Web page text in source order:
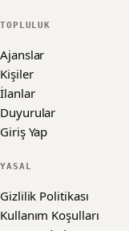
TOPLULUK
Ajanslar
Kişiler
İlanlar
Duyurular
Giriş Yap
YASAL
Gizlilik Politikası
Kullanım Koşulları